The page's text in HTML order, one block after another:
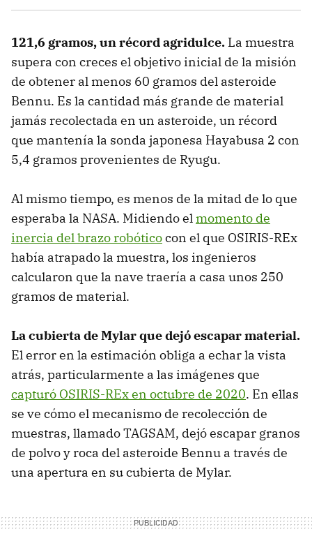
121,6 gramos, un récord agridulce. La muestra
supera con creces el objetivo inicial de la misión
de obtener al menos 60 gramos del asteroide
Bennu. Es la cantidad más grande de material
jamás recolectada en un asteroide, un récord
que mantenía la sonda japonesa Hayabusa 2 con
5,4 gramos provenientes de Ryugu.
Al mismo tiempo, es menos de la mitad de lo que
esperaba la NASA. Midiendo elmomento de
inercia del brazo robóticocon el que OSIRIS-REx
había atrapado la muestra, los ingenieros
calcularon que la nave traería a casa unos 250
gramos de material.
La cubierta de Mylar que dejó escapar material.
El error en la estimación obliga a echar la vista
atrás, particularmente a las imágenes que
capturó OSIRIS-REx en octubre de 2020. En ellas
se ve cómo el mecanismo de recolección de
muestras, llamado TAGSAM, dejó escapar granos
de polvo y roca del asteroide Bennu a través de
una apertura en su cubierta de Mylar.